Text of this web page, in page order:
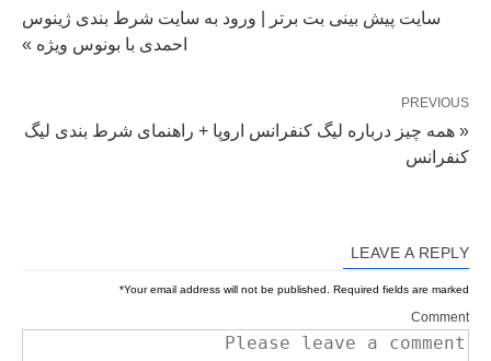
سایت پیش بینی بت برتر | ورود به سایت شرط بندی ژینوس
احمدی با بونوس ویژه »
PREVIOUS
« همه چیز درباره لیگ کنفرانس اروپا + راهنمای شرط بندی لیگ
کنفرانس
LEAVE A REPLY
Your email address will not be published. Required fields are marked
*
Comment